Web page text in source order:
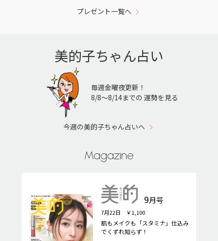
プレゼント一覧へ
美的子ちゃん占い
毎週金曜夜更新！
8/8〜8/14までの 運勢を見る
今週の美的子ちゃん占いへ
Magazine
9月号
7月22日 ￥1,100
肌もメイクも「スタミナ」仕込み
でくずれ知らず！